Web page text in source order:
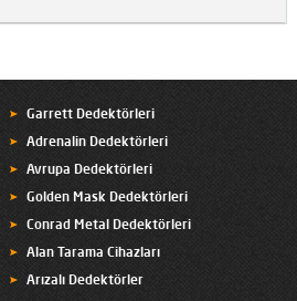
Garrett Dedektörleri
Adrenalin Dedektörleri
Avrupa Dedektörleri
Golden Mask Dedektörleri
Conrad Metal Dedektörleri
Alan Tarama Cihazları
Arızalı Dedektörler